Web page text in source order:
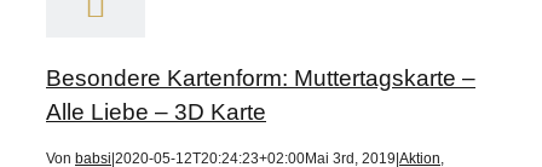
Besondere Kartenform: Muttertagskarte –
Alle Liebe – 3D Karte
Von babsi 2020-05-12T20:24:23+02:00Mai 3rd, 2019 Aktion,